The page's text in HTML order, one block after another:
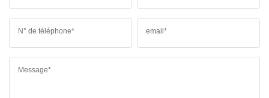
N° de téléphone* email*
Message*